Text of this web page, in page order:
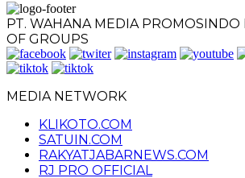
PT. WAHANA MEDIA
OF GROUPS
MEDIA NETWORK
KLIKOTO.COM
SATUIN.COM
RAKYATJABARNEWS.COM
RJ PRO OFFICIAL